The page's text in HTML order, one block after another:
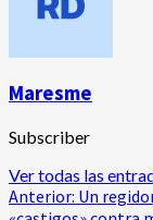
Maresme
Subscriber
Ver todas las
Navegación
Anterior: Un